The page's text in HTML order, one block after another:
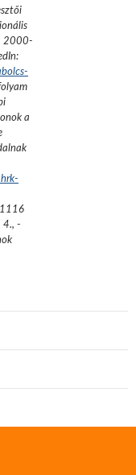
2000-
a
1116
4., -